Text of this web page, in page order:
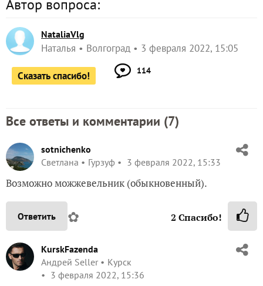
Автор вопроса:
NataliaVlg
Наталья Волгоград 3 февраля 2022, 15:05
Сказать спасибо! 114
Все ответы и комментарии (7)
sotnichenko
Светлана
Гурзуф 3 февраля 2022, 15:33
Возможно можжевельник (обыкновенный).
Ответить ✿ 2 Спасибо!
KurskFazenda
Андрей Seller
Курск
3 февраля 2022, 15:36